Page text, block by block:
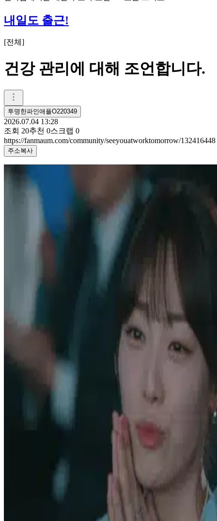
내일도 출근!
[전체 ]
건강 관리에 대해 조언합니다.
투명한파인애플O220349
2026.07.04 13:28
조회 20추천 0스크랩 0
https://fanmaum.com/community/seeyouatworktomorrow/132416448
주소복사